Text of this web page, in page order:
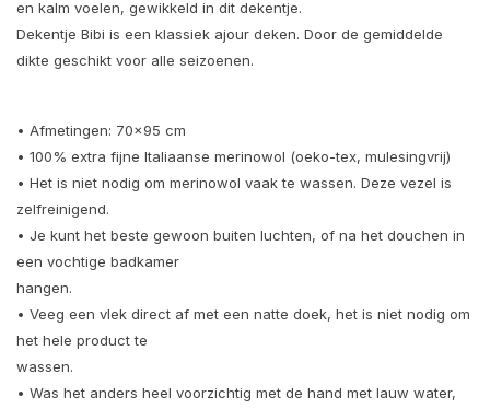
en kalm voelen, gewikkeld in dit dekentje.
Dekentje Bibi is een klassiek ajour deken. Door de gemiddelde
dikte geschikt voor alle seizoenen.
• Afmetingen: 70x95 cm
• 100% extra fijne Italiaanse merinowol (oeko-tex, mulesingvrij)
• Het is niet nodig om merinowol vaak te wassen. Deze vezel is
zelfreinigend.
• Je kunt het beste gewoon buiten luchten, of na het douchen in
een vochtige badkamer
hangen.
• Veeg een vlek direct af met een natte doek, het is niet nodig om
het hele product te
wassen.
• Was het anders heel voorzichtig met de hand met lauw water,